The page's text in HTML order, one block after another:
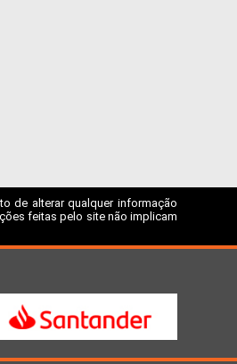
de alterar qualquer informação
feitas pelo site não implicam